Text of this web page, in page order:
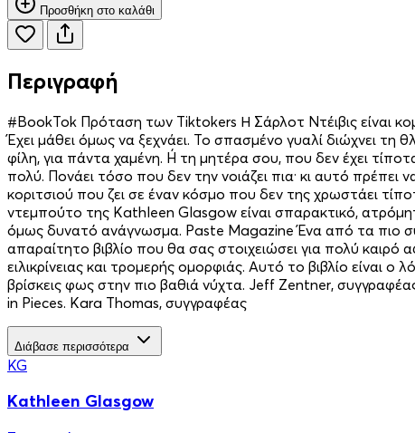
Προσθήκη στο καλάθι
Περιγραφή
#BookTok Πρόταση των Tiktokers Η Σάρλοτ Ντέιβις είναι
Έχει μάθει όμως να ξεχνάει. Το σπασμένο γυαλί διώχνει
φίλη, για πάντα χαμένη. Ή τη μητέρα σου, που δεν έχει
πολύ. Πονάει τόσο που δεν την νοιάζει πια· κι αυτό πρέπει
κοριτσιού που ζει σε έναν κόσμο που δεν της χρωστάει
ντεμπούτο της Kathleen Glasgow είναι σπαρακτικό,
όμως δυνατό ανάγνωσμα. Paste Magazine Ένα από τα πιο
απαραίτητο βιβλίο που θα σας στοιχειώσει για πολύ
ειλικρίνειας και τρομερής ομορφιάς. Αυτό το βιβλίο είναι
βρίσκεις φως στην πιο βαθιά νύχτα. Jeff Zentner,
in Pieces. Kara Thomas, συγγραφέας
Διάβασε περισσότερα
KG
Kathleen Glasgow